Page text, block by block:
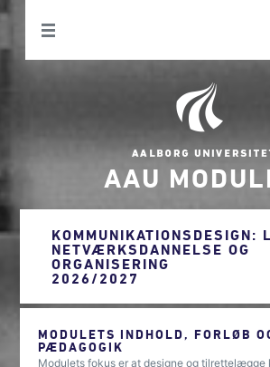
AAU
KOMMUNIKATIONSDESIGN:
NETVÆRKSDANNELSE OG
ORGANISERING
2026/2027
MODULETS INDHOLD, FORLØB
PÆDAGOGIK
Modulets fokus er at designe og tilrettelægge